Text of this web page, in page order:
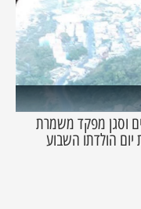
וסגן מפקד משמרת
הולדתו השבוע